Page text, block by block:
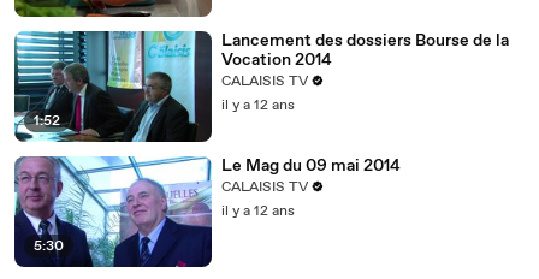
1:52
Lancement des dossiers Bourse de la
Vocation 2014
CALAISIS TV
il y a 12 ans
5:30
Le Mag du 09 mai 2014
CALAISIS TV
il y a 12 ans